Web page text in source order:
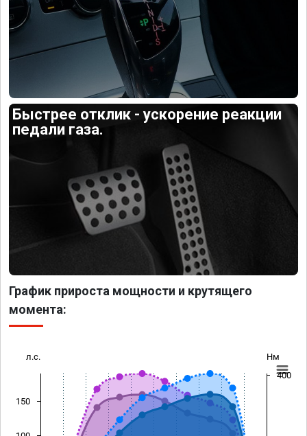
Быстрее отклик - ускорение реакции
педали газа.
График прироста мощности и крутящего
момента:
л.с. Нм
150
400